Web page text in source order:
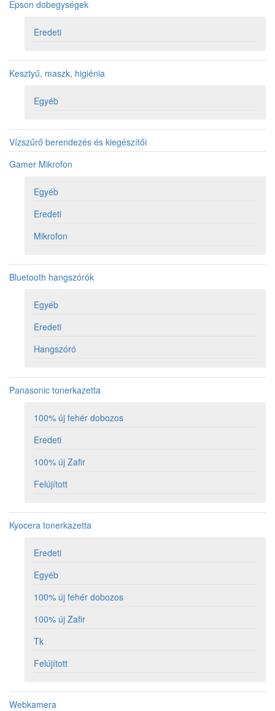
Epson dobegységek
Eredeti
Kesztyű, maszk, higiénia
Egyéb
Vízszűrő berendezés és kiegészítői
Gamer Mikrofon
Egyéb
Eredeti
Mikrofon
Bluetooth hangszórók
Egyéb
Eredeti
Hangszóró
Panasonic tonerkazetta
100% új fehér dobozos
Eredeti
100% új Zafir
Felújított
Kyocera tonerkazetta
Eredeti
Egyéb
100% új fehér dobozos
100% új Zafir
Tk
Felújított
Webkamera